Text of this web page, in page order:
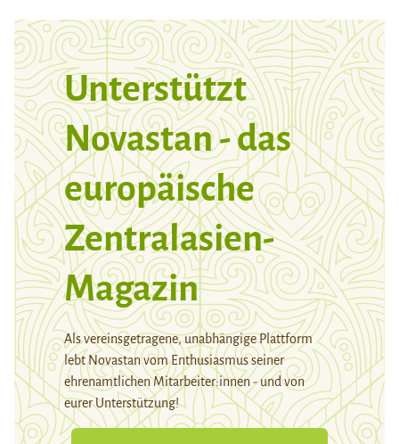
Unterstützt
Novastan - das
europäische
Zentralasien-
Magazin
Als vereinsgetragene, unabhängige Plattform
lebt Novastan vom Enthusiasmus seiner
ehrenamtlichen Mitarbeiter:innen - und von
eurer Unterstützung!